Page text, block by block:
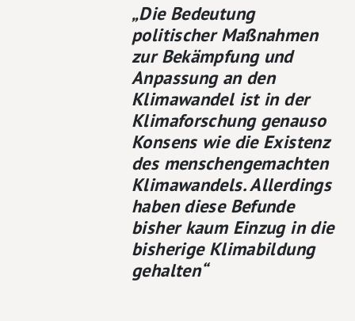
„Die Bedeutung
politischer Maßnahmen
zur Bekämpfung und
Anpassung an den
Klimawandel ist in der
Klimaforschung genauso
Konsens wie die Existenz
des menschengemachten
Klimawandels. Allerdings
haben diese Befunde
bisher kaum Einzug in die
bisherige Klimabildung
gehalten“